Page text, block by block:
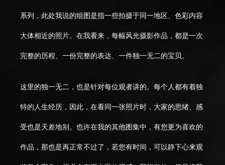
系列，此处我说的组图是指一些拍摄于同一地区、色彩内容
大体相近的照片。在我看来，每幅风光摄影作品，都是一次
完整的历程、一份完整的表达、一件独一无二的宝贝。
这里的独一无二，也是针对每位观者讲的。每个人都有着独
特的人生经历，因此，在看同一张照片时，大家的思绪、感
受也是天差地别。也许在我的其他图集中，有您更为喜欢的
作品，那也是再正常不过了，若您有时间，可以静下心来观